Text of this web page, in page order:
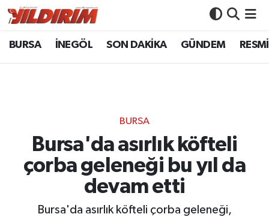
BURSA İNEGÖL SON DAKİKA GÜNDEM
BURSA
Bursa'da asırlık köfteli
çorba geleneği bu yıl da
devam etti
Bursa'da asırlık köfteli çorba geleneği,
BURSA
GÜNDEM
RESMİ İLANLAR
Bursa Nöbetçi Eczaneler
Bursa Trafik Yoğunluk Haritası
Süper Lig Puan Durumu ve Fikstür